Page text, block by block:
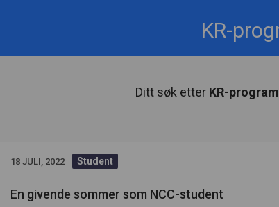
Ditt søk etter KR-program
18 JULI, 2022 Student
En givende sommer som NCC-student